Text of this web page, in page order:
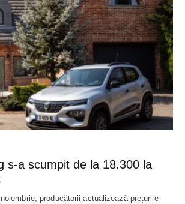
s-a scumpit de la 18.300 la
producătorii actualizează prețurile